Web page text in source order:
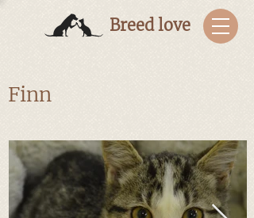
Breed love
Finn